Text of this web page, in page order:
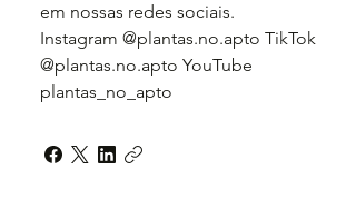
em nossas redes sociais.
Instagram @plantas.no.apto TikTok
@plantas.no.apto YouTube
plantas_no_apto